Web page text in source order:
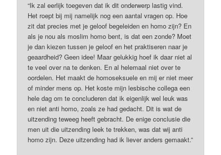
“Ik zal eerlijk toegeven dat ik dit onderwerp lastig vind.
Het roept bij mij namelijk nog een aantal vragen op. Hoe
zit dat precies met je geloof begeleiden en homo zijn? En
als je nou als moslim homo bent, is dat een zonde? Moet
je dan kiezen tussen je geloof en het praktiseren naar je
geaardheid? Geen idee! Maar gelukkig hoef ik daar niet al
te veel over na te denken. En al helemaal niet over te
oordelen. Het maakt de homoseksuele en mij er niet meer
of minder mens op. Het koste mijn lesbische collega een
hele dag om te concluderen dat ik eigenlijk wel leuk was
en niet anti homo, zoals ze had gedacht. Dit is wat de
uitzending teweeg heeft gebracht. De enige conclusie die
men uit die uitzending leek te trekken, was dat wij anti
homo zijn. Deze uitzending had ik liever anders gemaakt.”